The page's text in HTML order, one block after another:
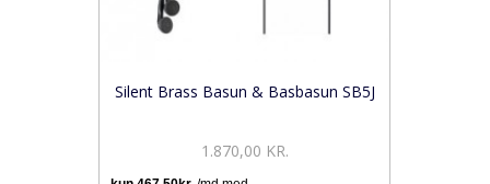
Silent Brass Basun & Basbasun SB5J
1.870,00 KR.